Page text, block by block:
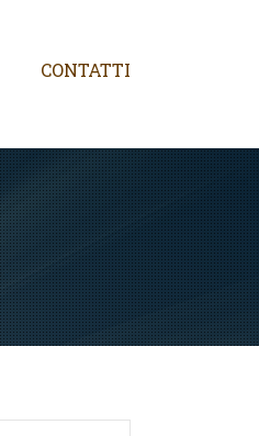
CONTATTI